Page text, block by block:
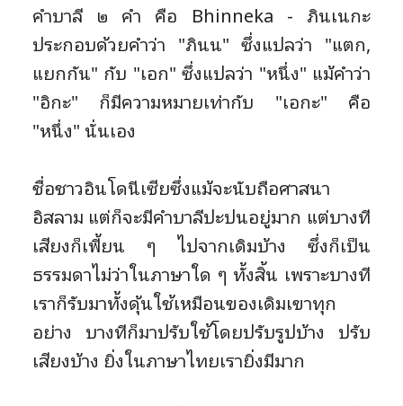
คำบาลี ๒ คำ คือ Bhinneka - ภินเนกะ
ประกอบด้วยคำว่า "ภินน" ซึ่งแปลว่า "แตก,
แยกกัน" กับ "เอก" ซึ่งแปลว่า "หนึ่ง" แม้คำว่า
"อิกะ" ก็มีความหมายเท่ากับ "เอกะ" คือ
"หนึ่ง" นั่นเอง
ชื่อชาวอินโดนีเซียซึ่งแม้จะนับถือศาสนา
อิสลาม แต่ก็จะมีคำบาลีปะปนอยู่มาก แต่บางที
เสียงก็เพี้ยน ๆ ไปจากเดิมบ้าง ซึ่งก็เป็น
ธรรมดาไม่ว่าในภาษาใด ๆ ทั้งสิ้น เพราะบางที
เราก็รับมาทั้งดุ้นใช้เหมือนของเดิมเขาทุก
อย่าง บางทีก็มาปรับใช้โดยปรับรูปบ้าง ปรับ
เสียงบ้าง ยิ่งในภาษาไทยเรายิ่งมีมาก